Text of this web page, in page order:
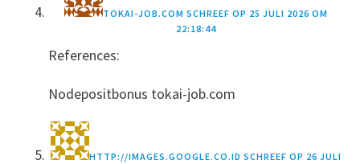
TOKAI-JOB.COM SCHREEF OP 25 JULI 2026 OM
22:18:44
References:
Nodepositbonus tokai-job.com
HTTP://IMAGES.GOOGLE.CO.ID SCHREEF OP 26 JULI